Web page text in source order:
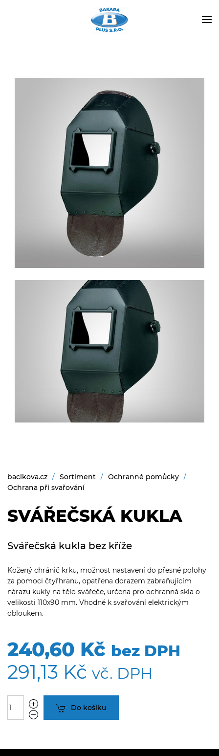
bacikova.cz Sortiment
Ochranné pomůcky
Ochrana při svařování
SVÁŘEČSKÁ KUKLA
Svářečská kukla bez kříže
Kožený chránič krku, možnost nastavení do přesné polohy
za pomoci čtyřhranu, opatřena dorazem zabraňujícím
nárazu kukly na tělo svářeče, určena pro ochranná skla o
velikosti 110x90 mm. Vhodné k svařování elektrickým
obloukem.
240,60 Kč bez DPH
291,13 Kč vč. DPH
Do košíku